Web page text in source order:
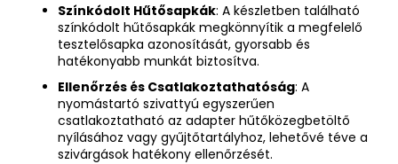
Színkódolt Hűtősapkák: A készletben található
színkódolt hűtősapkák megkönnyítik a megfelelő
tesztelősapka azonosítását, gyorsabb és
hatékonyabb munkát biztosítva.
Ellenőrzés és Csatlakoztathatóság: A
nyomástartó szivattyú egyszerűen
csatlakoztatható az adapter hűtőközegbetöltő
nyílásához vagy gyűjtőtartályhoz, lehetővé téve a
szivárgások hatékony ellenőrzését.